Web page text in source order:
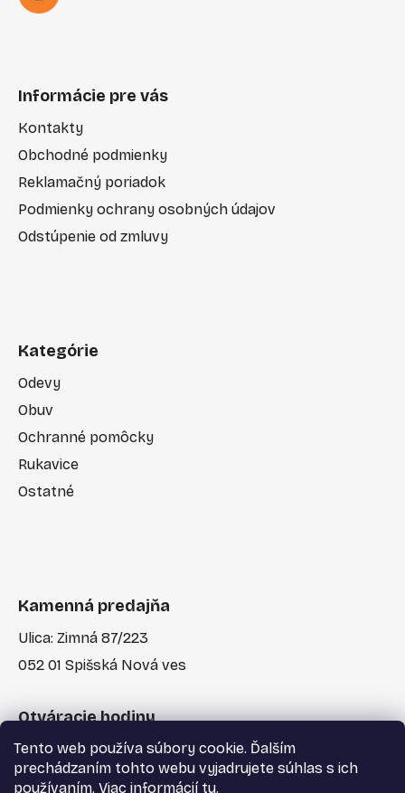
Tento web používa súbory cookie. Ďalším
prechádzaním tohto webu vyjadrujete súhlas s ich
používaním. Viac informácií tu.
Informácie pre vás
Kontakty
Obchodné podmienky
Reklamačný poriadok
Podmienky ochrany osobných údajov
Odstúpenie od zmluvy
Kategórie
Odevy
Obuv
Ochranné pomôcky
Rukavice
Ostatné
Kamenná predajňa
Ulica: Zimná 87/223
052 01 Spišská Nová ves
Otváracie hodiny
Po-Pia: 7:30 - 17:00